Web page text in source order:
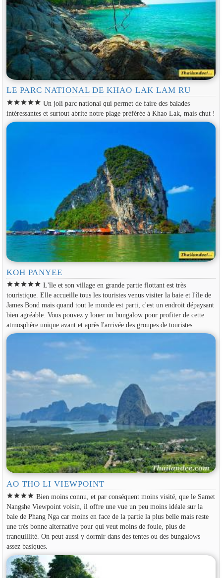
LE PARC NATIONAL DE KHAO LAK LAM RU
starstarstarstarstar Un joli parc national qui permet de faire des balades
intéressantes et surtout abrite notre plage préférée à Khao Lak, mais chut !
KOH PANYEE
starstarstarstarstar L'île et son village en grande partie flottant est très
touristique. Elle accueille tous les touristes venus visiter la baie et l'île de
James Bond mais quand tout le monde est parti, c'est un endroit dépaysant
bien agréable. Vous pouvez y louer un bungalow pour profiter de cette
atmosphère unique avant et après l'arrivée des groupes de touristes.
AO THO LI VIEWPOINT
starstarstarstar Bien moins connu, et par conséquent moins visité, que le Samet
Nangshe Viewpoint voisin, il offre une vue un peu moins idéale sur la
baie de Phang Nga car moins en face de la partie la plus belle mais reste
une très bonne alternative pour qui veut moins de foule, plus de
tranquillité. On peut aussi y dormir dans des tentes ou des bungalows
assez basiques.